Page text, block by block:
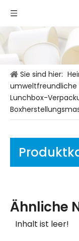
Sie sind hier:
umweltfreundliche
Lunchbox-
Ähnliche
Inhalt ist leer!